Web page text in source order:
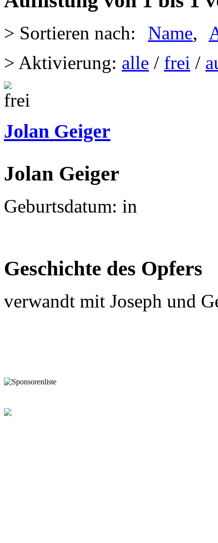
> Sortieren nach: Name,
> Aktivierung: alle / frei /
Jolan Geiger
Jolan Geiger
Geburtsdatum: in
Geschichte des Opfers
verwandt mit Joseph und